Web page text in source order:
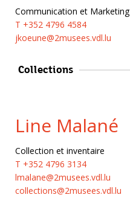
Communication et Marketing
T +352 4796 4584
jkoeune@2musees.vdl.lu
Collections
Line Malané
Collection et inventaire
T +352 4796 3134
lmalane@2musees.vdl.lu
collections@2musees.vdl.lu